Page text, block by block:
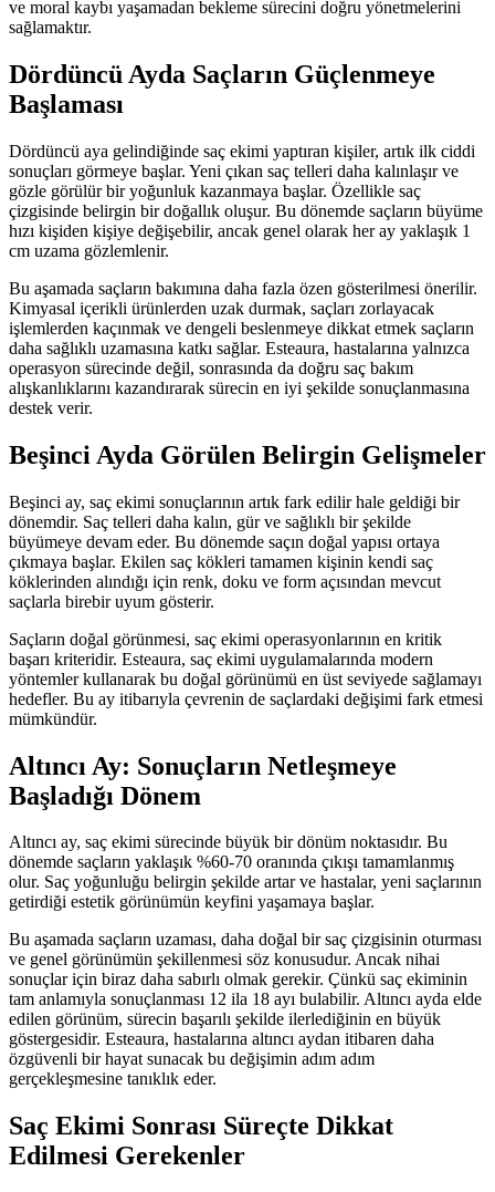
ve moral kaybı yaşamadan bekleme sürecini doğru yönetmelerini
sağlamaktır.
Dördüncü Ayda Saçların Güçlenmeye
Başlaması
Dördüncü aya gelindiğinde saç ekimi yaptıran kişiler, artık ilk ciddi
sonuçları görmeye başlar. Yeni çıkan saç telleri daha kalınlaşır ve
gözle görülür bir yoğunluk kazanmaya başlar. Özellikle saç
çizgisinde belirgin bir doğallık oluşur. Bu dönemde saçların büyüme
hızı kişiden kişiye değişebilir, ancak genel olarak her ay yaklaşık 1
cm uzama gözlemlenir.
Bu aşamada saçların bakımına daha fazla özen gösterilmesi önerilir.
Kimyasal içerikli ürünlerden uzak durmak, saçları zorlayacak
işlemlerden kaçınmak ve dengeli beslenmeye dikkat etmek saçların
daha sağlıklı uzamasına katkı sağlar. Esteaura, hastalarına yalnızca
operasyon sürecinde değil, sonrasında da doğru saç bakım
alışkanlıklarını kazandırarak sürecin en iyi şekilde sonuçlanmasına
destek verir.
Beşinci Ayda Görülen Belirgin Gelişmeler
Beşinci ay, saç ekimi sonuçlarının artık fark edilir hale geldiği bir
dönemdir. Saç telleri daha kalın, gür ve sağlıklı bir şekilde
büyümeye devam eder. Bu dönemde saçın doğal yapısı ortaya
çıkmaya başlar. Ekilen saç kökleri tamamen kişinin kendi saç
köklerinden alındığı için renk, doku ve form açısından mevcut
saçlarla birebir uyum gösterir.
Saçların doğal görünmesi, saç ekimi operasyonlarının en kritik
başarı kriteridir. Esteaura, saç ekimi uygulamalarında modern
yöntemler kullanarak bu doğal görünümü en üst seviyede sağlamayı
hedefler. Bu ay itibarıyla çevrenin de saçlardaki değişimi fark etmesi
mümkündür.
Altıncı Ay: Sonuçların Netleşmeye
Başladığı Dönem
Altıncı ay, saç ekimi sürecinde büyük bir dönüm noktasıdır. Bu
dönemde saçların yaklaşık %60-70 oranında çıkışı tamamlanmış
olur. Saç yoğunluğu belirgin şekilde artar ve hastalar, yeni saçlarının
getirdiği estetik görünümün keyfini yaşamaya başlar.
Bu aşamada saçların uzaması, daha doğal bir saç çizgisinin oturması
ve genel görünümün şekillenmesi söz konusudur. Ancak nihai
sonuçlar için biraz daha sabırlı olmak gerekir. Çünkü saç ekiminin
tam anlamıyla sonuçlanması 12 ila 18 ayı bulabilir. Altıncı ayda elde
edilen görünüm, sürecin başarılı şekilde ilerlediğinin en büyük
göstergesidir. Esteaura, hastalarına altıncı aydan itibaren daha
özgüvenli bir hayat sunacak bu değişimin adım adım
gerçekleşmesine tanıklık eder.
Saç Ekimi Sonrası Süreçte Dikkat
Edilmesi Gerekenler